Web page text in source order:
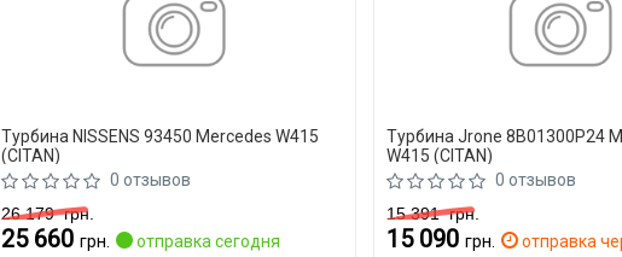
Турбина NISSENS 93450 Mercedes W415
(CITAN)
0 отзывов
26 179грн.
25 660 грн.
отправка сегодня
Турбина Jrone 8B01300P24
W415 (CITAN)
0 отзывов
15 391грн.
15 090грн.
отправка